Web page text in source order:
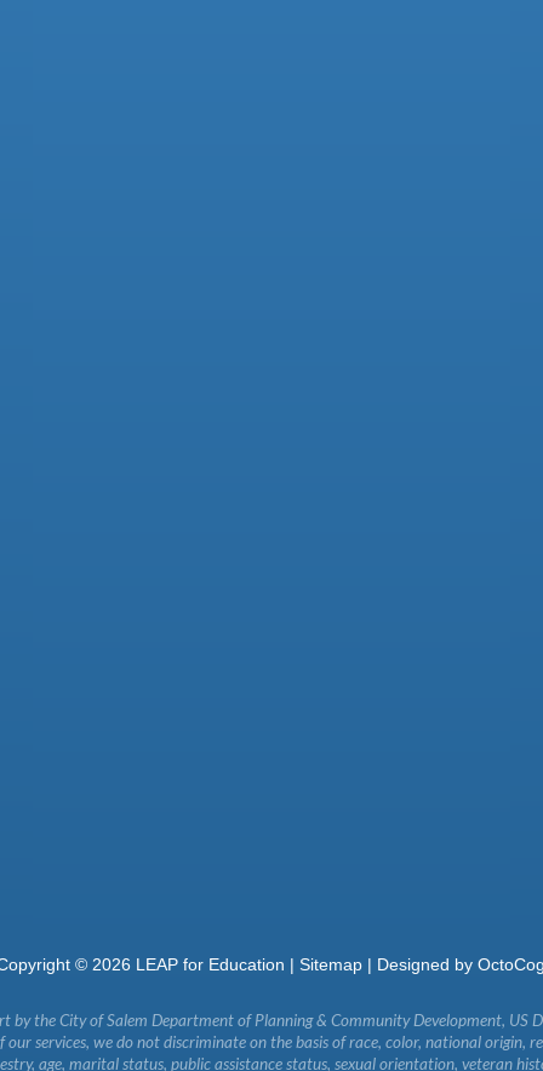
© 2026 LEAP for Education |Sitemap | Designed by
by the City of Salem Department of Planning & Community Development, US
services, we do not discriminate on the basis of race, color, national origin,
age, marital status, public assistance status, sexual orientation, veteran